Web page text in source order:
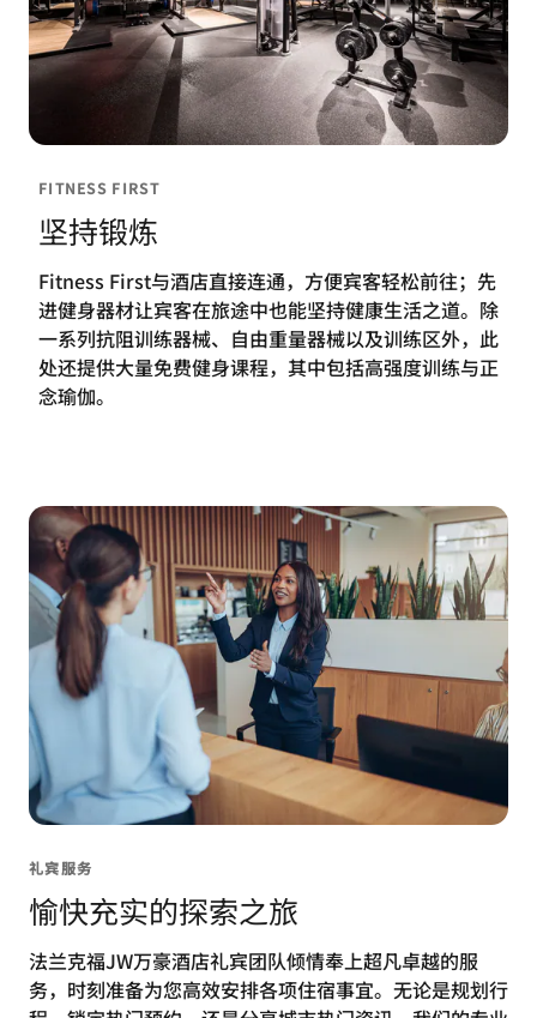
FITNESS FIRST
坚持锻炼
Fitness First与酒店直接连通，方便宾客轻松前往；先
进健身器材让宾客在旅途中也能坚持健康生活之道。除
一系列抗阻训练器械、自由重量器械以及训练区外，此
处还提供大量免费健身课程，其中包括高强度训练与正
念瑜伽。
礼宾服务
愉快充实的探索之旅
法兰克福JW万豪酒店礼宾团队倾情奉上超凡卓越的服
务，时刻准备为您高效安排各项住宿事宜。无论是规划行